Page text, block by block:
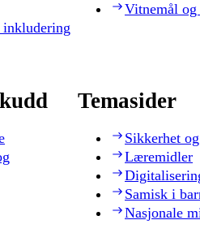
Vitnemål og
Temasider
Sikkerhet
Læremidler
Samisk i
Nasjonale